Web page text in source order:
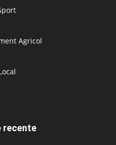
Agricol
recente